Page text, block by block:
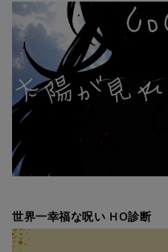
世界一幸福な呪い HO診断